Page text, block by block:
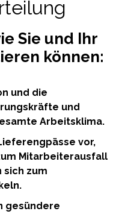
Sie und Ihr
können:
und die
und
Arbeitsklima.
vor,
Mitarbeiterausfall
sich zum
gesündere